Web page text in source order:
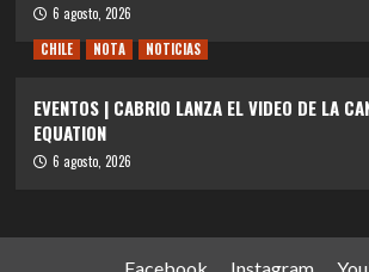
6 agosto, 2026
CHILE
NOTA NOTICIAS
EVENTOS | CABRIO LANZA EL VIDEO DE LA
EQUATION
6 agosto, 2026